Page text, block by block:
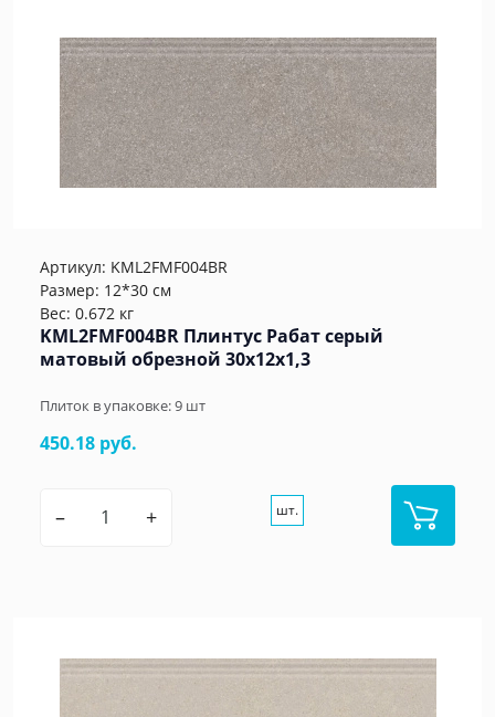
Артикул: KML2FMF004BR
Размер: 12*30 см
Вес: 0.672 кг
KML2FMF004BR Плинтус Рабат серый
матовый обрезной 30x12x1,3
Плиток в упаковке:9 шт
450.18 руб.
– + шт.